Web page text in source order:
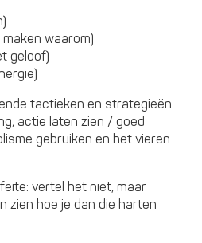
waarom)
geloof)
tactieken en strategieën
actie laten zien / goed
gebruiken en het vieren
vertel het niet, maar
zien hoe je dan die harten